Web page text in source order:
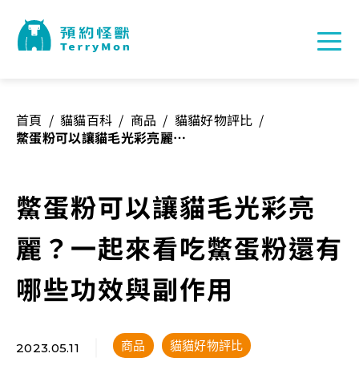
首頁 / 貓貓百科 / 商品 / 貓貓好物評比 /
鱉蛋粉可以讓貓毛光彩亮麗？
鱉蛋粉可以讓貓毛光彩亮
麗？一起來看吃鱉蛋粉還有
哪些功效與副作用
2023.05.11 商品 貓貓好物評比